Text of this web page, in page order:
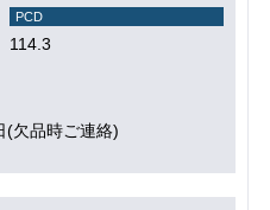
PCD
114.3
(欠品時ご連絡)